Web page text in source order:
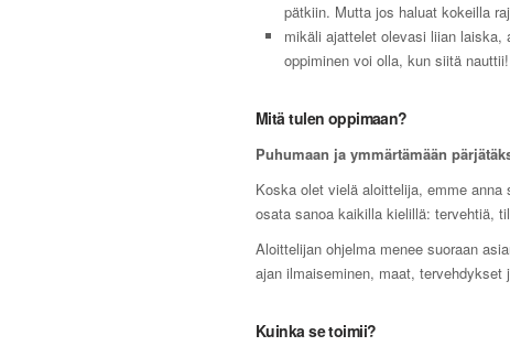
pätkiin. Mutta jos haluat kokeilla
mikäli ajattelet olevasi liian
oppiminen voi olla, kun siitä nauttii!
Mitä tulen oppimaan?
Puhumaan ja ymmärtämään
Koska olet vielä aloittelija, emme
osata sanoa kaikilla kielillä: tervehtiä,
Aloittelijan ohjelma menee suoraan
ajan ilmaiseminen, maat, tervehdykset
Kuinka se toimii?